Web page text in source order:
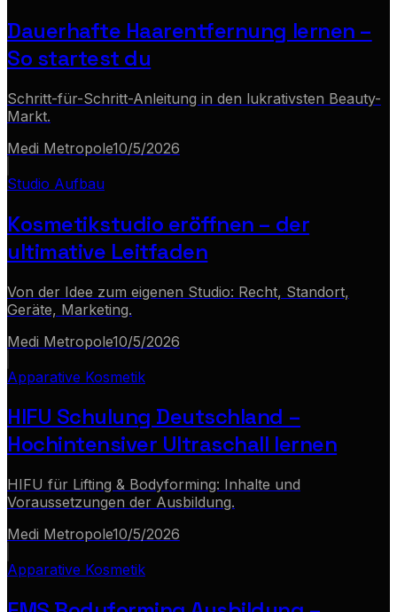
Dauerhafte Haarentfernung lernen –
So startest du
Schritt-für-Schritt-Anleitung in den lukrativsten Beauty-
Markt.
Medi Metropole10/5/2026
Studio Aufbau
Kosmetikstudio eröffnen – der
ultimative Leitfaden
Von der Idee zum eigenen Studio: Recht, Standort,
Geräte, Marketing.
Medi Metropole10/5/2026
Apparative Kosmetik
HIFU Schulung Deutschland –
Hochintensiver Ultraschall lernen
HIFU für Lifting & Bodyforming: Inhalte und
Voraussetzungen der Ausbildung.
Medi Metropole10/5/2026
Apparative Kosmetik